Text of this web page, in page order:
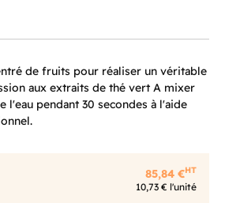
de fruits pour réaliser un véritable
aux extraits de thé vert A mixer
l'eau pendant 30 secondes à l'aide
85,84 €HT
10,73 € l'unité